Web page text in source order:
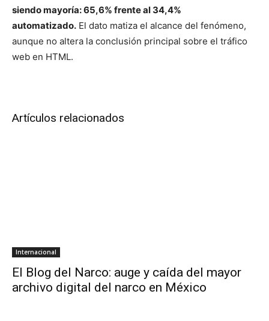
siendo mayoría: 65,6% frente al 34,4%
automatizado. El dato matiza el alcance del fenómeno,
aunque no altera la conclusión principal sobre el tráfico
web en HTML.
Artículos relacionados
Internacional
El Blog del Narco: auge y caída del mayor
archivo digital del narco en México